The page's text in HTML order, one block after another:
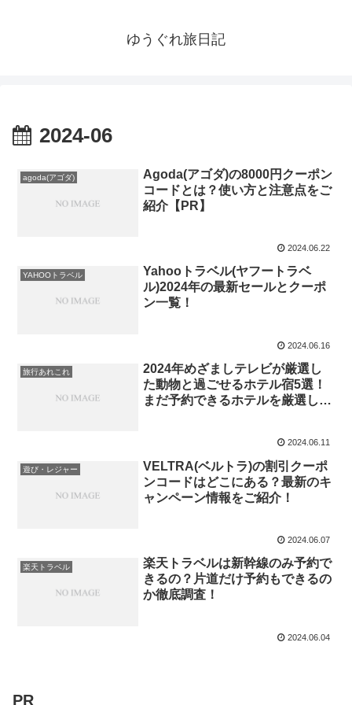
ゆうぐれ旅日記
2024-06
agoda(アゴダ)
Agoda(アゴダ)の8000円クーポン
コードとは？使い方と注意点をご
紹介【PR】
2024.06.22
YAHOOトラベル
Yahooトラベル(ヤフートラベ
ル)2024年の最新セールとクーポ
ン一覧！
2024.06.16
旅行あれこれ
2024年めざましテレビが厳選し
た動物と過ごせるホテル宿5選！
まだ予約できるホテルを厳選して
2024.06.11
遊び・レジャー
VELTRA(ベルトラ)の割引クーポ
ンコードはどこにある？最新のキ
ャンペーン情報をご紹介！
2024.06.07
楽天トラベル
楽天トラベルは新幹線のみ予約で
きるの？片道だけ予約もできるの
か徹底調査！
2024.06.04
PR